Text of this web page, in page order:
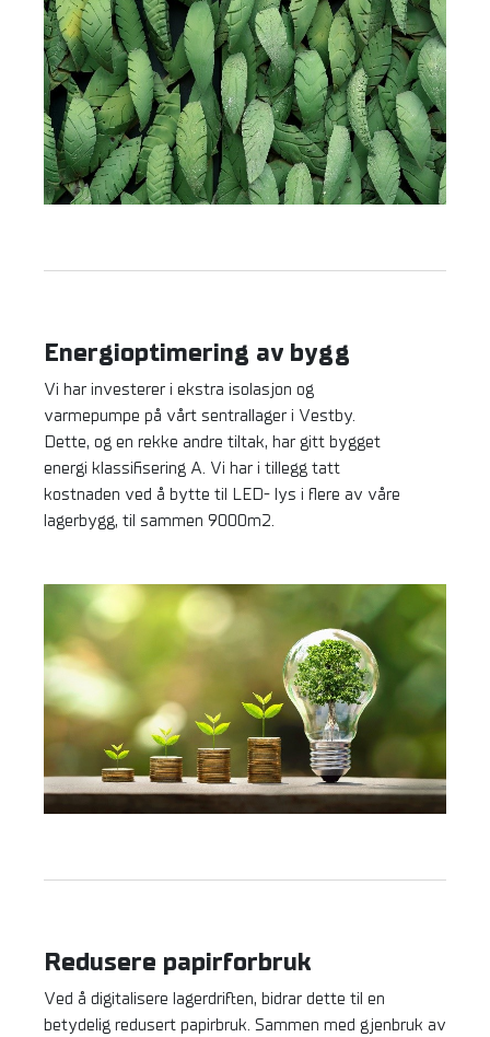
Energioptimering av bygg
Vi har investerer i ekstra isolasjon og
varmepumpe på vårt sentrallager i Vestby.
Dette, og en rekke andre tiltak, har gitt bygget
energi klassifisering A. Vi har i tillegg tatt
kostnaden ved å bytte til LED- lys i flere av våre
lagerbygg, til sammen 9000m2.
Redusere papirforbruk
Ved å digitalisere lagerdriften, bidrar dette til en
betydelig redusert papirbruk. Sammen med gjenbruk av